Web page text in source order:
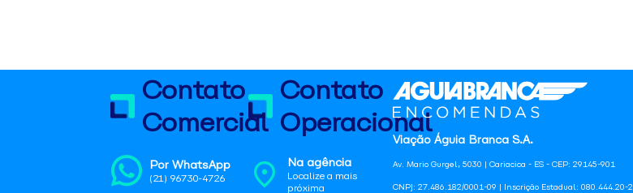
Viação Águia Branca S.A.
Av. Mario Gurgel, 5030 | Cariacica - ES - CEP: 29145-901
CNPJ: 27.486.182/0001-09 | Inscrição Estadual: 080.444.20-2
Contato
Comercial
Por WhatsApp
(21) 96730-4726
Contato
Operacional
Na agência
Localize a mais
próxima